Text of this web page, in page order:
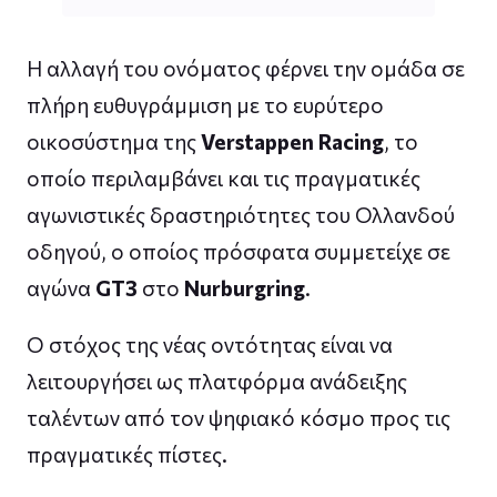
Η αλλαγή του ονόματος φέρνει την ομάδα σε
πλήρη ευθυγράμμιση με το ευρύτερο
οικοσύστημα τηςVerstappen Racing, το
οποίο περιλαμβάνει και τις πραγματικές
αγωνιστικές δραστηριότητες του Ολλανδού
οδηγού, ο οποίος πρόσφατα συμμετείχε σε
αγώνα GT3 στο Nurburgring.
Ο στόχος της νέας οντότητας είναι να
λειτουργήσει ως πλατφόρμα ανάδειξης
ταλέντων από τον ψηφιακό κόσμο προς τις
πραγματικές πίστες.